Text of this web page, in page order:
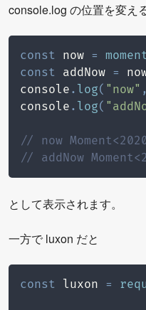
console.log の位置を変える
const now =
const addNow =
console . log( "now" ,
console . log(
// now
// addNow
として表示されます。
一方で luxon だと
const luxon =